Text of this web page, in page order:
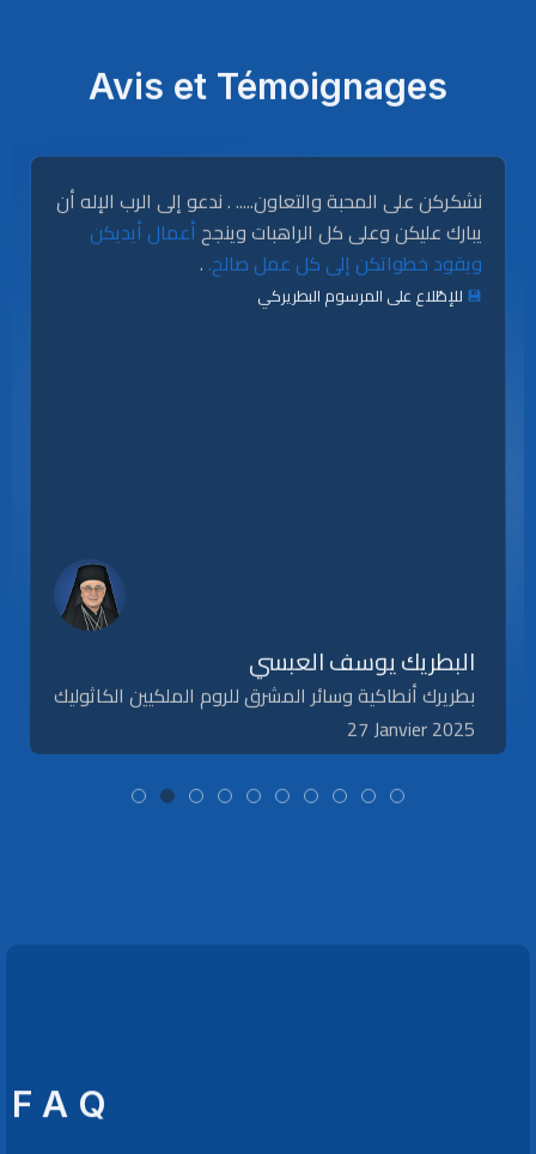
Avis et Témoignages
نشكركن على المحبة والتعاون..... . ندعو إلى الرب الإله أن
يبارك عليكن وعلى كل الراهبات وينجحأعمال أيديكن
ويقود خطواتكن إلى كل عمل صالح. .
💾 للإطّلاع على المرسوم البطريركي
البطريك يوسف العبسي
بطريرك أنطاكية وسائر المشرق للروم الملكيين الكاثوليك
27 Janvier 2025
F A Q